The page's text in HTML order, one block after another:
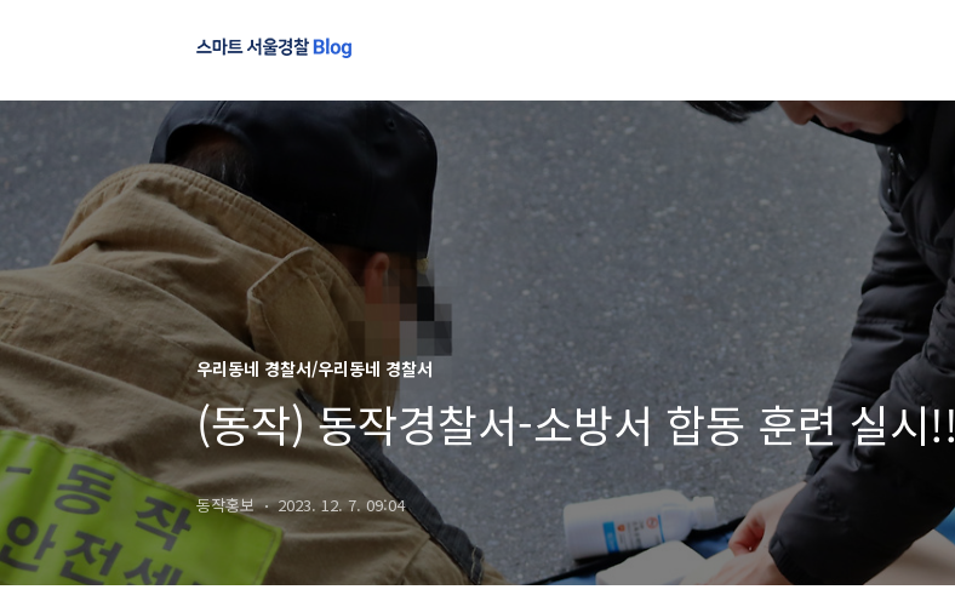
우리동네 경찰서/우리동네 경찰서
(동작) 동작경찰서-소방서 합동 훈련 실시!!
동작홍보 2023. 12. 7. 09:04